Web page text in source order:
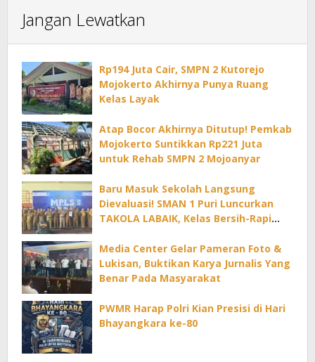
Jangan Lewatkan
Rp194 Juta Cair, SMPN 2 Kutorejo
Mojokerto Akhirnya Punya Ruang
Kelas Layak
Atap Bocor Akhirnya Ditutup! Pemkab
Mojokerto Suntikkan Rp221 Juta
untuk Rehab SMPN 2 Mojoanyar
Baru Masuk Sekolah Langsung
Dievaluasi! SMAN 1 Puri Luncurkan
TAKOLA LABAIK, Kelas Bersih-Rapi
Media Center Gelar Pameran Foto &
Lukisan, Buktikan Karya Jurnalis Yang
Benar Pada Masyarakat
PWMR Harap Polri Kian Presisi di Hari
Bhayangkara ke-80